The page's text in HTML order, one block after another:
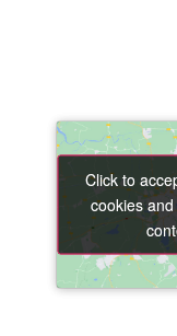
Click to
cookies
Click to
cookies